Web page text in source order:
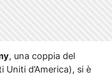
, una coppia del
d’America), si è